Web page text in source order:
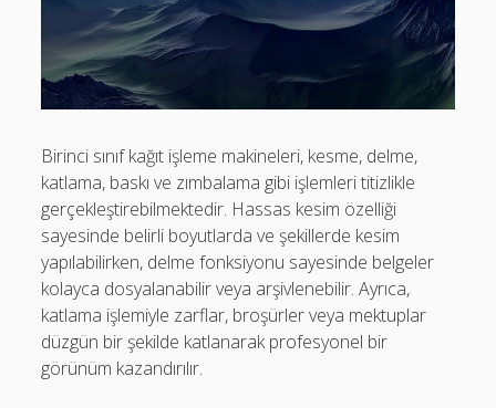
Birinci sınıf kağıt işleme makineleri, kesme, delme,
katlama, baskı ve zımbalama gibi işlemleri titizlikle
gerçekleştirebilmektedir. Hassas kesim özelliği
sayesinde belirli boyutlarda ve şekillerde kesim
yapılabilirken, delme fonksiyonu sayesinde belgeler
kolayca dosyalanabilir veya arşivlenebilir. Ayrıca,
katlama işlemiyle zarflar, broşürler veya mektuplar
düzgün bir şekilde katlanarak profesyonel bir
görünüm kazandırılır.